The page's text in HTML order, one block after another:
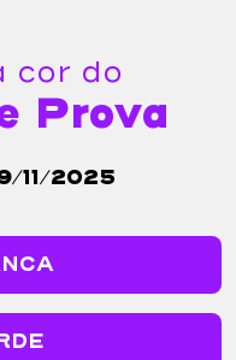
cor do
Prova
11/2025